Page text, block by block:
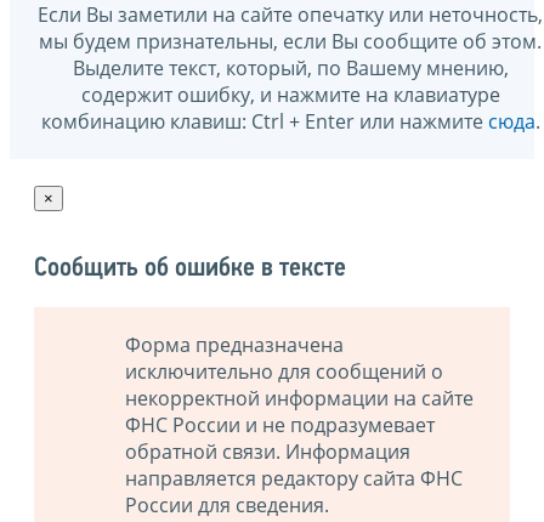
Если Вы заметили на сайте опечатку или неточность,
мы будем признательны, если Вы сообщите об этом.
Выделите текст, который, по Вашему мнению,
содержит ошибку, и нажмите на клавиатуре
комбинацию клавиш: Ctrl + Enter или нажмите сюда.
×
Сообщить об ошибке в тексте
Форма предназначена
исключительно для сообщений о
некорректной информации на сайте
ФНС России и не подразумевает
обратной связи. Информация
направляется редактору сайта ФНС
России для сведения.